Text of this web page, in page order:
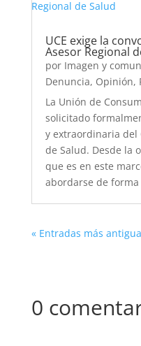
UCE exige la
Asesor Regional
por Imagen y
Denuncia, Opinión,
La Unión de
solicitado
y extraordinaria del
de Salud. Desde la
que es en este
abordarse de
« Entradas más
0